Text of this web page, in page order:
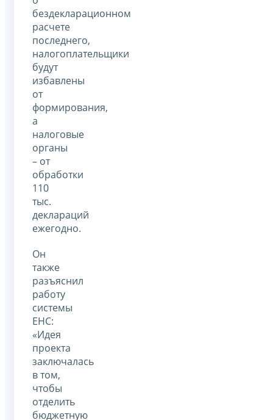
бездекларационном
расчете
последнего,
налогоплательщики
будут
избавлены
от
формирования,
а
налоговые
органы
– от
обработки
110
тыс.
деклараций
ежегодно.
Он
также
разъяснил
работу
системы
ЕНС:
«Идея
проекта
заключалась
в том,
чтобы
отделить
бюджетную